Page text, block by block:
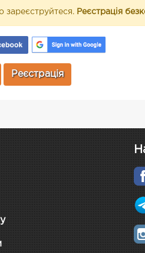
зареєструйтеся. Реєстрація
Реєстрація